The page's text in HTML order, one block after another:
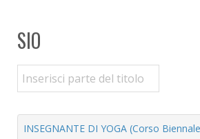
SIO
Inserisci parte del titolo
INSEGNANTE DI YOGA (Corso